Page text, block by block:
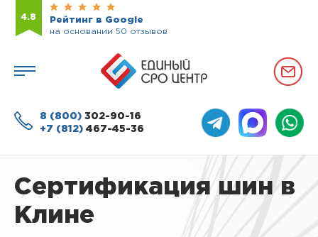
4.8
Рейтинг в Google
на основании 50 отзывов
8 (800) 302-90-16
+7 (812) 467-45-36
Сертификация шин в
Клине